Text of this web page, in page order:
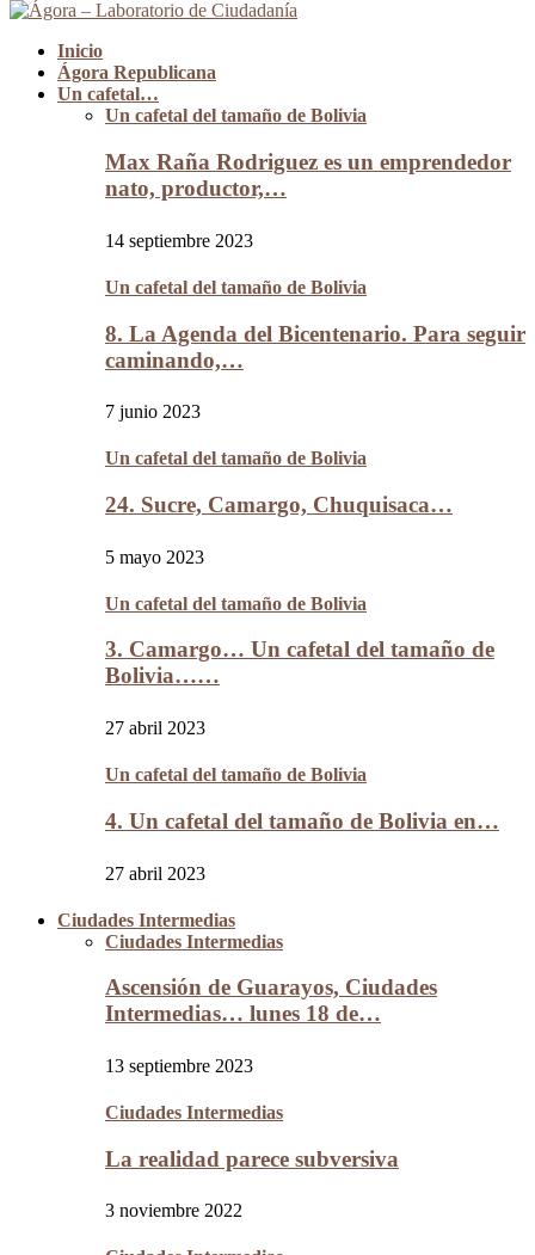
Inicio
Ágora Republicana
Un cafetal…
Un cafetal del tamaño de Bolivia
Max Raña Rodriguez es un emprendedor
nato, productor,…
14 septiembre 2023
Un cafetal del tamaño de Bolivia
8. La Agenda del Bicentenario. Para seguir
caminando,…
7 junio 2023
Un cafetal del tamaño de Bolivia
24. Sucre, Camargo, Chuquisaca…
5 mayo 2023
Un cafetal del tamaño de Bolivia
3. Camargo… Un cafetal del tamaño de
Bolivia……
27 abril 2023
Un cafetal del tamaño de Bolivia
4. Un cafetal del tamaño de Bolivia en…
27 abril 2023
Ciudades Intermedias
Ciudades Intermedias
Ascensión de Guarayos, Ciudades
Intermedias… lunes 18 de…
13 septiembre 2023
Ciudades Intermedias
La realidad parece subversiva
3 noviembre 2022